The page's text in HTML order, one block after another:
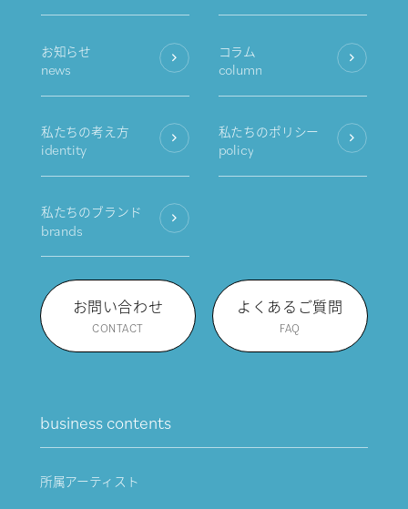
お知らせ
news
コラム
column
私たちの考え方
identity
私たちのポリシー
policy
私たちのブランド
brands
お問い合わせ
CONTACT
よくあるご質問
FAQ
business contents
所属アーティスト